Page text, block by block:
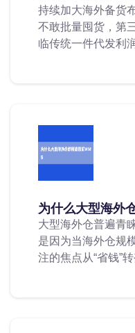
持续加大海外备货
不敢批量囤货，第
临传统一件代发利
为什么大型海外
大型海外仓普遍青
是因为当海外仓规
注的焦点从“省钱”